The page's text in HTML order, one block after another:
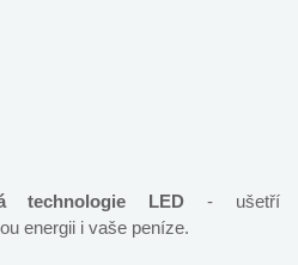
technologie LED - ušetří
energii i vaše peníze.